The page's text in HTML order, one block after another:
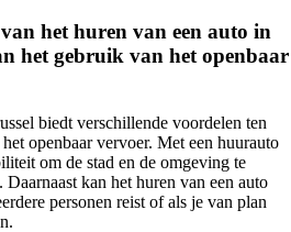
het huren van een auto in
het gebruik van het openbaar
biedt verschillende voordelen ten
openbaar vervoer. Met een huurauto
om de stad en de omgeving te
kan het huren van een auto
personen reist of als je van plan